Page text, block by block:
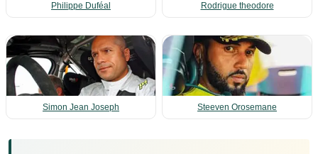
Philippe Duféal Rodrigue theodore
Simon Jean Joseph Steeven Orosemane